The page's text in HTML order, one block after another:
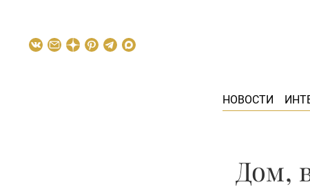
НОВОСТИ
Дом,